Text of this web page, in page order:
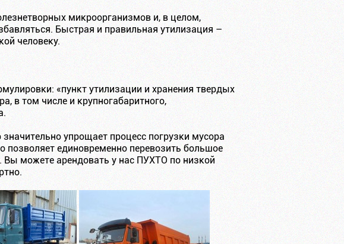
микроорганизмов и, в целом,
Быстрая и правильная утилизация –
человеку.
«пункт утилизации и хранения твердых
в том числе и крупногабаритного,
упрощает процесс погрузки мусора
позволяет единовременно перевозить большое
Вы можете арендовать у нас ПУХТО по низкой